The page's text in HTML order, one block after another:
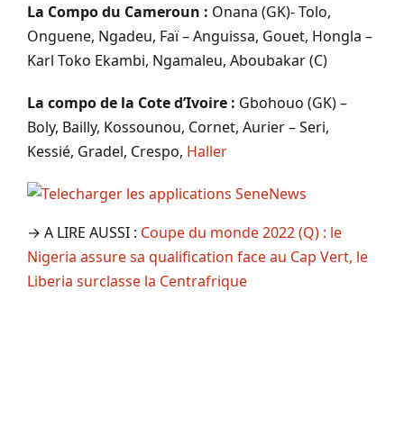
La Compo du Cameroun : Onana (GK)- Tolo,
Onguene, Ngadeu, Faï – Anguissa, Gouet, Hongla –
Karl Toko Ekambi, Ngamaleu, Aboubakar (C)
La compo de la Cote d’Ivoire : Gbohouo (GK) –
Boly, Bailly, Kossounou, Cornet, Aurier – Seri,
Kessié, Gradel, Crespo, Haller
→ A LIRE AUSSI : Coupe du monde 2022 (Q) : le
Nigeria assure sa qualification face au Cap Vert, le
Liberia surclasse la Centrafrique